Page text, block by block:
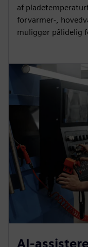
af
forvarmer-,
muliggør pålidelig
AI-